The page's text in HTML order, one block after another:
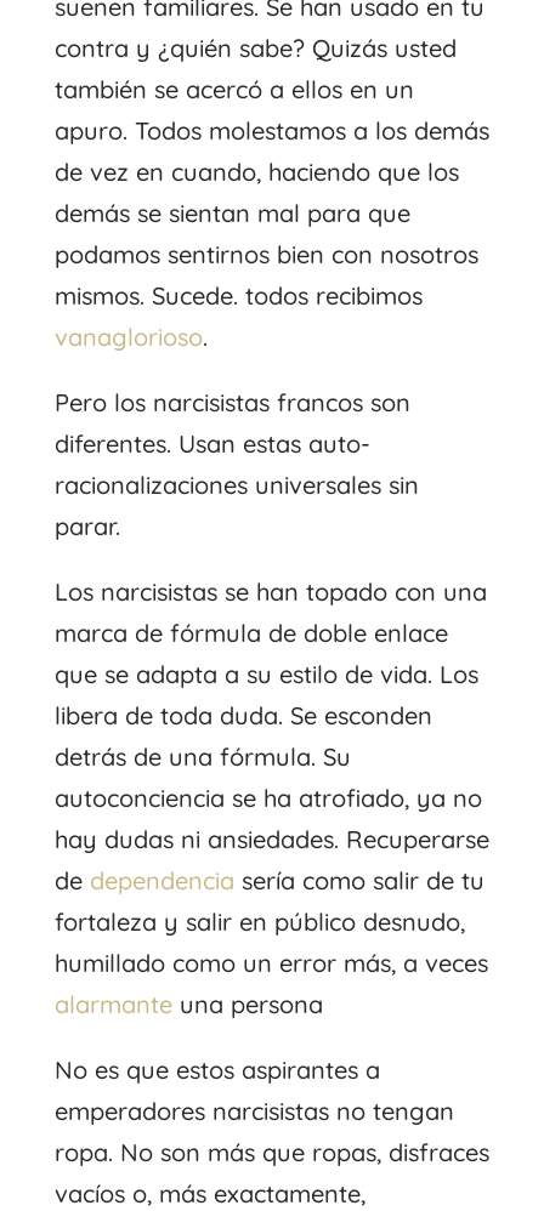
suenen familiares. Se han usado en tu
contra y ¿quién sabe? Quizás usted
también se acercó a ellos en un
apuro. Todos molestamos a los demás
de vez en cuando, haciendo que los
demás se sientan mal para que
podamos sentirnos bien con nosotros
mismos. Sucede. todos recibimos
vanaglorioso.
Pero los narcisistas francos son
diferentes. Usan estas auto-
racionalizaciones universales sin
parar.
Los narcisistas se han topado con una
marca de fórmula de doble enlace
que se adapta a su estilo de vida. Los
libera de toda duda. Se esconden
detrás de una fórmula. Su
autoconciencia se ha atrofiado, ya no
hay dudas ni ansiedades. Recuperarse
de dependencia sería como salir de tu
fortaleza y salir en público desnudo,
humillado como un error más, a veces
alarmanteuna persona
No es que estos aspirantes a
emperadores narcisistas no tengan
ropa. No son más que ropas, disfraces
vacíos o, más exactamente,